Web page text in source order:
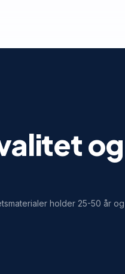
og
holder 25-50 år